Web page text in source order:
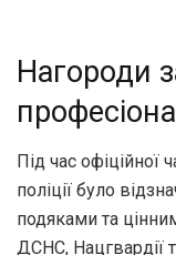
Нагороди
Під час офіційної
поліції було
подяками та
ДСНС, Нацгвардії